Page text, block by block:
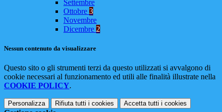
Settembre
Ottobre 3
Novembre
Dicembre 2
Nessun contenuto da visualizzare
Questo sito o gli strumenti terzi da questo utilizzati si avvalgono di
cookie necessari al funzionamento ed utili alle finalità illustrate nella
COOKIE POLICY.
Personalizza Rifiuta tutti i cookies Accetta tutti i cookies